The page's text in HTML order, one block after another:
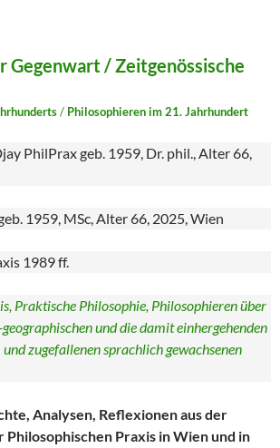
Gegenwart / Zeitgenössische
/ Philosophieren im 21. Jahrhundert
PhilPrax geb. 1959, Dr. phil., Alter 66,
1959, MSc, Alter 66, 2025, Wien
1989 ff.
Praktische Philosophie, Philosophieren über
und die damit einhergehenden
zugefallenen sprachlich gewachsenen
Analysen, Reflexionen aus der
Philosophischen Praxis in Wien und in